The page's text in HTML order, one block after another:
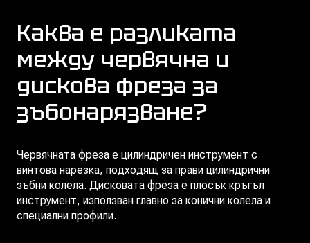
Каква е разликата
между червячна и
дискова фреза за
зъбонарязване?
Червячната фреза е цилиндричен инструмент с
винтова нарезка, подходящ за прави цилиндрични
зъбни колела. Дисковата фреза е плосък кръгъл
инструмент, използван главно за конични колела и
специални профили.